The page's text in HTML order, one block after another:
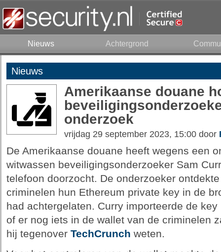
Nieuws Achtergrond
Nieuws
Amerikaanse douane
onderzoek
vrijdag 29 september 2023, 15:00 door
De Amerikaanse douane heeft wegens een
witwassen beveiligingsonderzoeker Sam
telefoon doorzocht. De onderzoeker
criminelen hun Ethereum private key in de
had achtergelaten. Curry importeerde de
of er nog iets in de wallet van de criminelen
hij tegenover TechCrunch weten.